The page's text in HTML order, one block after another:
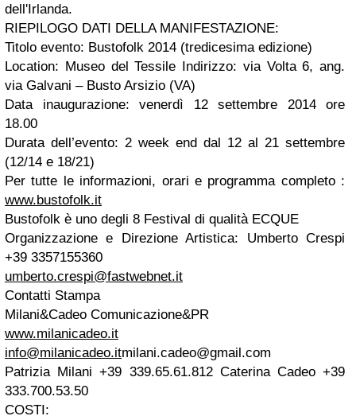
dell'Irlanda.
RIEPILOGO DATI DELLA MANIFESTAZIONE:
Titolo evento: Bustofolk 2014 (tredicesima edizione)
Location: Museo del Tessile Indirizzo: via Volta 6, ang.
via Galvani – Busto Arsizio (VA)
Data inaugurazione: venerdì 12 settembre 2014 ore
18.00
Durata dell’evento: 2 week end dal 12 al 21 settembre
(12/14 e 18/21)
Per tutte le informazioni, orari e programma completo :
www.bustofolk.it
Bustofolk è uno degli 8 Festival di qualità ECQUE
Organizzazione e Direzione Artistica: Umberto Crespi
+39 3357155360
umberto.crespi@fastwebnet.it
Contatti Stampa
Milani&Cadeo Comunicazione&PR
www.milanicadeo.it
info@milanicadeo.itmilani.cadeo@gmail.com
Patrizia Milani +39 339.65.61.812 Caterina Cadeo +39
333.700.53.50
COSTI: